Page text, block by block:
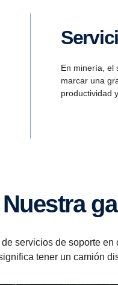
En minería, el
marcar una
productividad
Nuestra
servicios de soporte
tener un camión